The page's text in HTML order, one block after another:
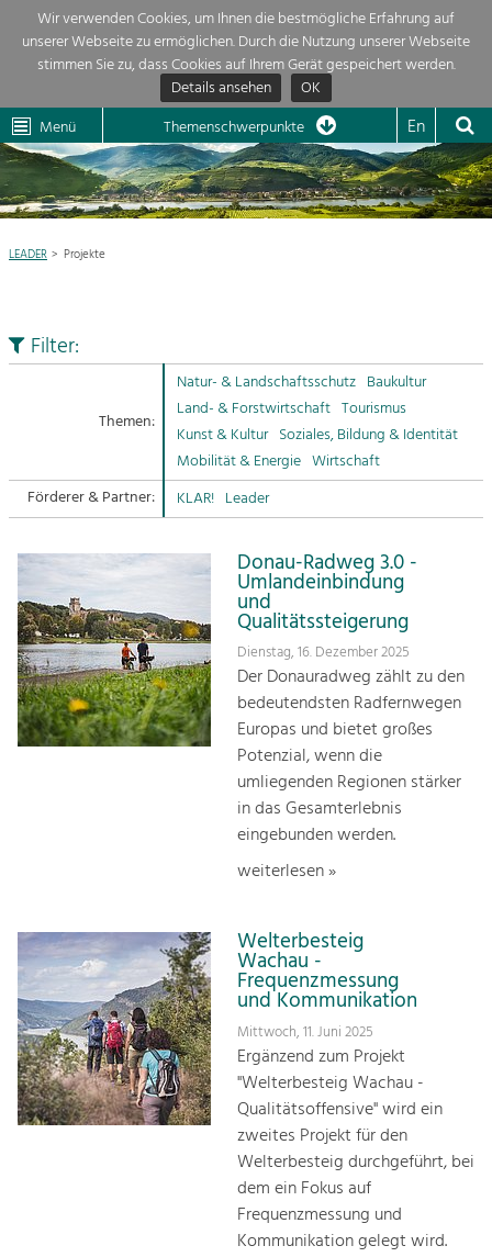
Wir verwenden Cookies, um Ihnen die bestmögliche Erfahrung auf
unserer Webseite zu ermöglichen. Durch die Nutzung unserer Webseite
stimmen Sie zu, dass Cookies auf Ihrem Gerät gespeichert werden.
Details ansehen
OK
Dunkelsteinerwald Klima
Menü Themenschwerpunkte En
Aktuelles 
Region 
Projekte
Mein Projekt 
Impressum
Kontakt
Themenübersicht
Die Regionalentwicklung in unserer Region ist sehr vielfältig. Deshalb
geben wir hier eine Übersicht über unsere Themenschwerpunkte. Für
mehr Informationen einfach das Thema anklicken und schon werden alle
Projekte in diesem Kontext angezeigt.
Natur- &
Baukultur
Ortsbild, Baukultur und nachhaltiges
Land- & Forstwirtschaft
Bewirtschaftung und Pflege der
Kulturlandschaft.
Angebotsentwicklung und
Positionierung.
Kunst & Kultur
Handwerk, Wissenschaft und Forschung.
Soziales, Bildung &
Gleichberechtigung, Jugend und
Mobilität & Energie
Wirtschaft
Steigerung regionaler Wertschöpfung
LEADER Projekte
Filter:
Themen:
Natur- & Landschaftsschutz Baukultur
Land- & Forstwirtschaft Tourismus
Kunst & Kultur Soziales, Bildung & Identität
Mobilität & Energie Wirtschaft
Förderer & Partner:
KLAR! Leader
Donau-Radweg 3.0 -
Umlandeinbindung
und
Qualitätssteigerung
Dienstag, 16. Dezember 2025
Der Donauradweg zählt zu den
bedeutendsten Radfernwegen
Europas und bietet großes
Potenzial, wenn die
umliegenden Regionen stärker
in das Gesamterlebnis
eingebunden werden.
weiterlesen »
Welterbesteig
Wachau -
Frequenzmessung
und Kommunikation
Mittwoch, 11. Juni 2025
Ergänzend zum Projekt
"Welterbesteig Wachau -
Qualitätsoffensive" wird ein
zweites Projekt für den
Welterbesteig durchgeführt, bei
dem ein Fokus auf
Frequenzmessung und
Kommunikation gelegt wird.